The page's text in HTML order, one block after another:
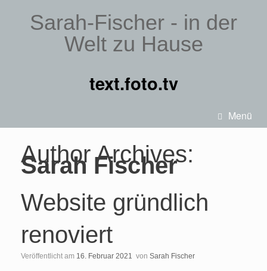
Sarah-Fischer - in der
Welt zu Hause
text.foto.tv
Menü
Author Archives:
Sarah Fischer
Website gründlich
renoviert
Veröffentlicht am 16. Februar 2021 von Sarah Fischer